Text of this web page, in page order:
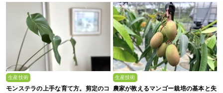
生産技術
モンステラの上手な育て方。剪定のコ
生産技術
農家が教えるマンゴー栽培の基本と失